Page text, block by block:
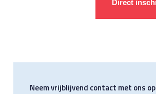
Neem vrijblijvend contact met ons op